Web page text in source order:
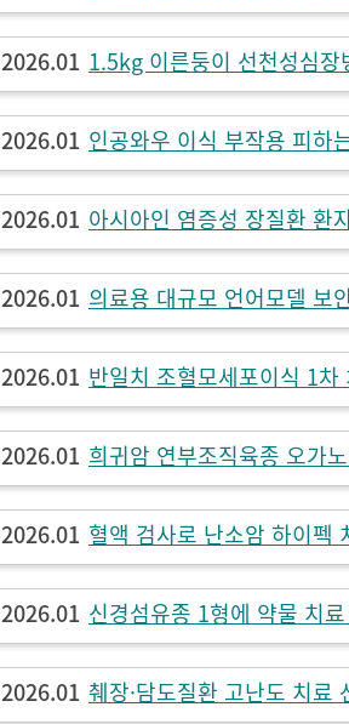
2026.01 1.5kg 이른둥이 선천성심장
2026.01 인공와우 이식 부작용 피하
2026.01 아시아인 염증성 장질환 환
2026.01 의료용 대규모 언어모델 보
2026.01 반일치 조혈모세포이식 1차
2026.01 희귀암 연부조직육종 오가
2026.01 혈액 검사로 난소암 하이펙
2026.01 신경섬유종 1형에 약물 치
2026.01 췌장·담도질환 고난도 치